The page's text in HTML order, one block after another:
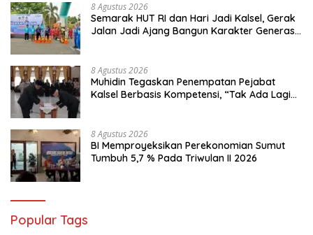
8 Agustus 2026
Semarak HUT RI dan Hari Jadi Kalsel, Gerak
Jalan Jadi Ajang Bangun Karakter Generasi
8 Agustus 2026
Muhidin Tegaskan Penempatan Pejabat
Kalsel Berbasis Kompetensi, “Tak Ada Lagi
8 Agustus 2026
BI Memproyeksikan Perekonomian Sumut
Tumbuh 5,7 % Pada Triwulan II 2026
Popular Tags